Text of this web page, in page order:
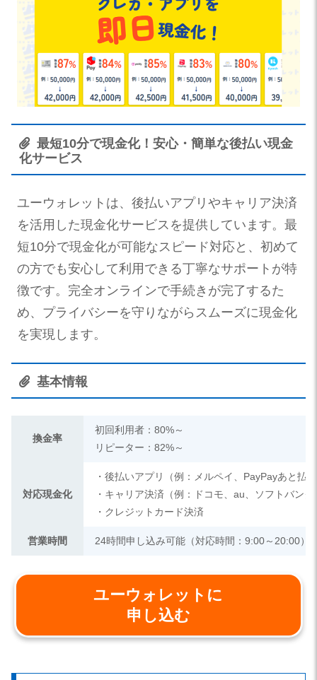
最短10分で現金化！安心・簡単な後払い現金
化サービス
ユーウォレットは、後払いアプリやキャリア決済
を活用した現金化サービスを提供しています。最
短10分で現金化が可能なスピード対応と、初めて
の方でも安心して利用できる丁寧なサポートが特
徴です。完全オンラインで手続きが完了するた
め、プライバシーを守りながらスムーズに現金化
を実現します。
基本情報
換金率
初回利用者：80%～
リピーター：82%～
対応現金化
・後払いアプリ（例：メルペイ、PayPayあと払
・キャリア決済（例：ドコモ、au、ソフトバンク
・クレジットカード決済
営業時間 24時間申し込み可能（対応時間：9:00～20:00）
ユーウォレットに
申し込む